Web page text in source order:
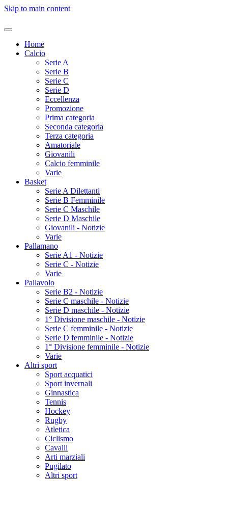
Skip to main content
Home
Calcio
Serie A
Serie B
Serie C
Serie D
Eccellenza
Promozione
Prima categoria
Seconda categoria
Terza categoria
Amatoriale
Giovanili
Calcio femminile
Varie
Basket
Serie A Dilettanti
Serie B Femminile
Serie C Maschile
Serie D Maschile
Giovanili - Notizie
Varie
Pallamano
Serie A1 - Notizie
Serie C - Notizie
Varie
Pallavolo
Serie B2 - Notizie
Serie C maschile - Notizie
Serie D maschile - Notizie
1° Divisione maschile - Notizie
Serie C femminile - Notizie
Serie D femminile - Notizie
1° Divisione femminile - Notizie
Varie
Altri sport
Sport acquatici
Sport invernali
Ginnastica
Tennis
Hockey
Rugby
Atletica
Ciclismo
Cavalli
Arti marziali
Pugilato
Altri sport